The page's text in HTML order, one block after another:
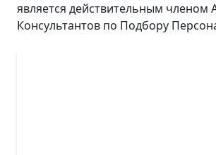
является действительным членом
Консультантов по Подбору